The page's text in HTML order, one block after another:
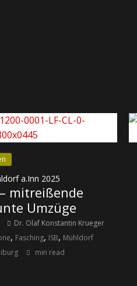
a.Inn 2025
mitreißende
Umzüge
Dr. Olaf Konstantin Krueger
, Fasching, ISB, Mühldorf
min read